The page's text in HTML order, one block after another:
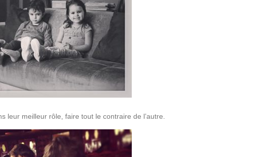
leur meilleur rôle, faire tout le contraire de l’autre.